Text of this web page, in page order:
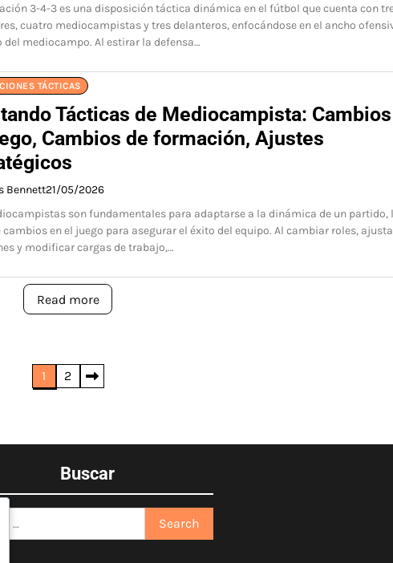
3-4-3 es una disposición táctica dinámica en el fútbol que cuenta con
cuatro mediocampistas y tres delanteros, enfocándose en el ancho
del mediocampo. Al estirar la defensa…
TÁCTICAS
Tácticas de Mediocampista:
Cambios de formación, Ajustes
Bennett21/05/2026
son fundamentales para adaptarse a la dinámica de un partido,
cambios en el juego para asegurar el éxito del equipo. Al cambiar roles,
y modificar cargas de trabajo,…
Read more
1 2
Buscar